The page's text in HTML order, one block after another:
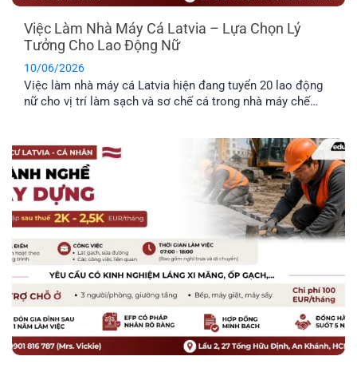
Việc Làm Nhà Máy Cá Latvia – Lựa Chọn Lý
Tưởng Cho Lao Động Nữ
10/06/2026
Việc làm nhà máy cá Latvia hiện đang tuyển 20 lao động
nữ cho vị trí làm sạch và sơ chế cá trong nhà máy chế
chỗ ở. Đây là công việc rất [...]